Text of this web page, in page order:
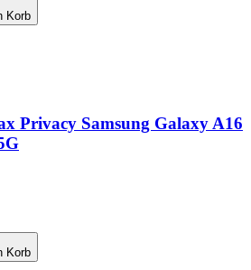
Korb
Privacy Samsung Galaxy A16
Korb